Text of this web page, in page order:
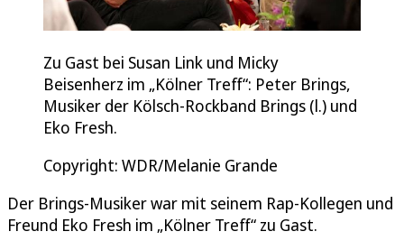
Zu Gast bei Susan Link und Micky
Beisenherz im „Kölner Treff“: Peter Brings,
Musiker der Kölsch-Rockband Brings (l.) und
Eko Fresh.
Copyright: WDR/Melanie Grande
Der Brings-Musiker war mit seinem Rap-Kollegen und
Freund Eko Fresh im „Kölner Treff“ zu Gast.